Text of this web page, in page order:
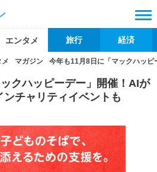
エンタメ 旅行 経済
マガジン 今年も11月8日に「マックハッ
クハッピーデー」開催！AIが
チャリティイベントも